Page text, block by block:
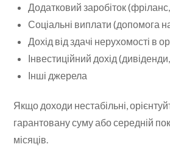
Додатковий заробіток (фріланс,
Соціальні виплати (допомога на
Дохід від здачі нерухомості в
Інвестиційний дохід
Інші джерела
Якщо доходи нестабільні,
гарантовану суму або середній
місяців.